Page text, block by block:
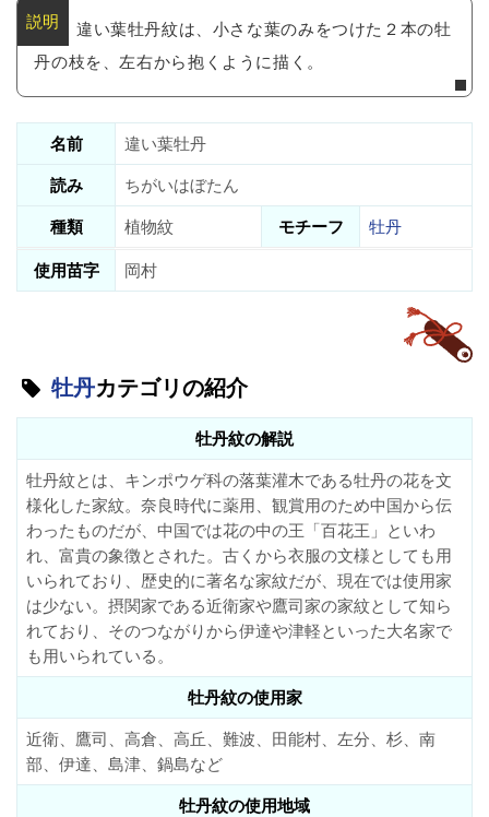
違い葉牡丹紋は、小さな葉のみをつけた２本の牡
丹の枝を、左右から抱くように描く。
名前
違い葉牡丹
読み
ちがいはぼたん
種類
植物紋 モチーフ
牡丹
使用苗字
岡村
牡丹カテゴリの紹介
牡丹紋の解説
牡丹紋とは、キンポウゲ科の落葉灌木である牡丹の花を文
様化した家紋。奈良時代に薬用、観賞用のため中国から伝
わったものだが、中国では花の中の王「百花王」といわ
れ、富貴の象徴とされた。古くから衣服の文様としても用
いられており、歴史的に著名な家紋だが、現在では使用家
は少ない。摂関家である近衛家や鷹司家の家紋として知ら
れており、そのつながりから伊達や津軽といった大名家で
も用いられている。
牡丹紋の使用家
近衛、鷹司、高倉、高丘、難波、田能村、左分、杉、南
部、伊達、島津、鍋島など
牡丹紋の使用地域